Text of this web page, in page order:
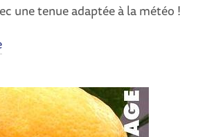
une tenue adaptée à la météo !